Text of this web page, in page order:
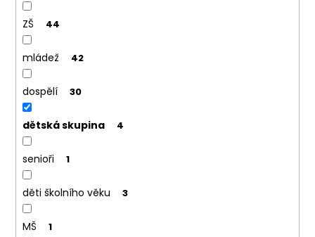
ZŠ 44
mládež 42
dospělí 30
dětská skupina 4
senioři 1
děti školního věku 3
MŠ 1
u
e
e
n
a